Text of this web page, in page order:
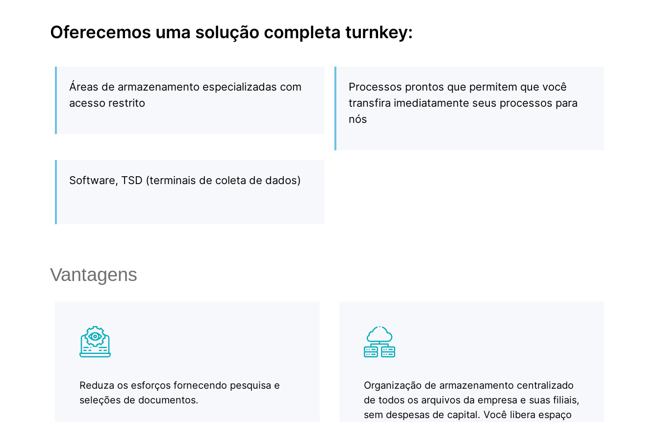
Oferecemos uma solução completa turnkey:
Áreas de armazenamento especializadas com
acesso restrito
Processos prontos que permitem que você
transfira imediatamente seus processos para
nós
Software, TSD (terminais de coleta de dados)
Vantagens
Reduza os esforços fornecendo pesquisa e
seleções de documentos.
Organização de armazenamento centralizado
de todos os arquivos da empresa e suas filiais,
sem despesas de capital. Você libera espaço